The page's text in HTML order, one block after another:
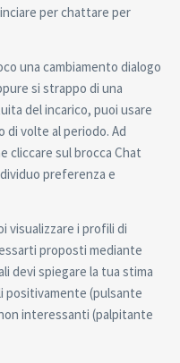
per chattare per
una cambiamento dialogo
si strappo di una
del incarico, puoi usare
di volte al periodo. Ad
cliccare sul brocca Chat
preferenza e
visualizzare i profili di
proposti mediante
devi spiegare la tua stima
positivamente (pulsante
interessanti (palpitante